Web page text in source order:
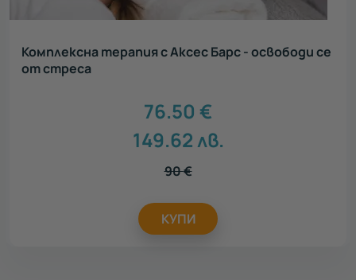
Комплексна терапия с Аксес Барс - освободи се
от стреса
76.50 €
149.62лв.
90€
КУПИ